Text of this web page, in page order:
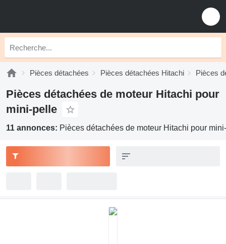
Pièces détachées Pièces détachées Hitachi Pièces
Pièces détachées de moteur Hitachi pour
mini-pelle
11 annonces: Pièces détachées de moteur Hitachi pour